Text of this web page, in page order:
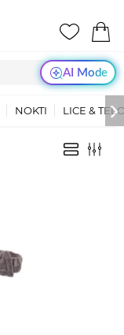
AI Mode
NOKTI LICE &